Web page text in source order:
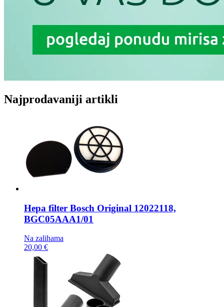
Najprodavaniji artikli
Hepa filter Bosch Original 12022118,
BGC05AAA1/01
Na zalihama
20,00 €